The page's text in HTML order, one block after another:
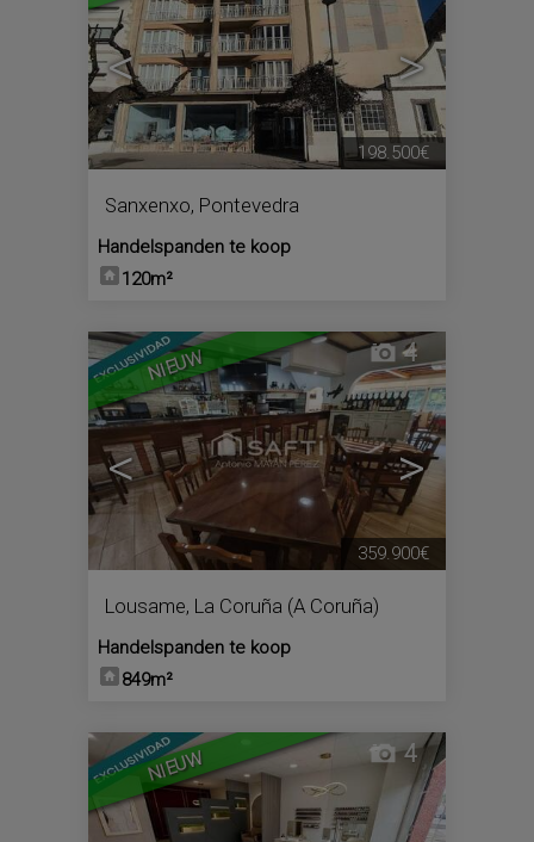
< >
Sanxenxo, Pontevedra
Handelspanden te koop
120m²
198.500€
NIEUW
< >
4
Lousame, La Coruña (A Coruña)
Handelspanden te koop
849m²
359.900€
NIEUW 4